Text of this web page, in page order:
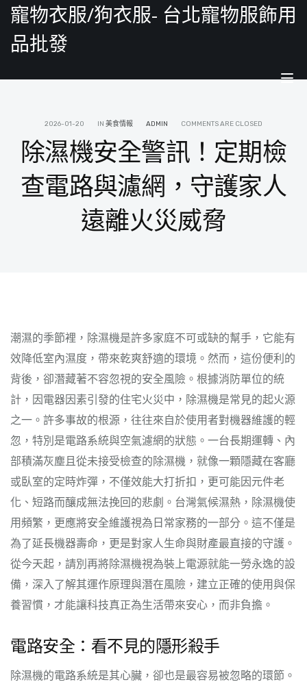
寵物衣服/狗衣服- 台北寵物服飾用
品批發
2026-01-20 IN 美食情報 ADMIN COMMENTS ARE CLOSED
除濕機安全警訊！定期檢
查電路與濾網，守護家人
遠離火災威脅
潮濕的季節裡，除濕機是許多家庭不可或缺的幫手，它能有
效降低室內濕度，帶來乾爽舒適的環境。然而，這份便利的
背後，卻潛藏著不容忽視的安全風險。根據消防單位的統
計，因電器因素引發的住宅火災中，除濕機是常見的起火源
之一。許多事故的根源，往往來自於使用者對機器維護的輕
忽，特別是電路系統與空氣濾網的狀態。一台長期運轉、內
部積滿灰塵且從未接受檢查的除濕機，就像一顆隱藏在客廳
或臥室的定時炸彈，不僅效能大打折扣，更可能因元件老
化、短路而釀成無法挽回的悲劇。台灣氣候濕熱，除濕機使
用頻繁，更應將安全維護視為日常家務的一部分。這不僅是
為了延長機器壽命，更是對家人生命與財產最直接的守護。
從今天起，請別再將除濕機視為裝上電源就能一勞永逸的設
備，深入了解其運作原理與潛在風險，建立正確的使用與保
養習慣，才能讓科技真正為生活帶來安心，而非負擔。
電路安全：看不見的隱形殺手
除濕機的電路系統是其心臟，卻也是最容易被忽略的環節。